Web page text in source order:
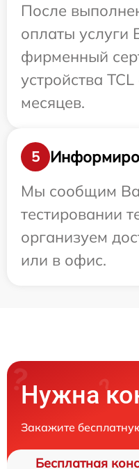
После
оплаты услуги
фирменный
устройства
месяцев.
5
Мы сообщим
тестировании
организуем
или в офис.
Нужна
Закажите
Бесплатная